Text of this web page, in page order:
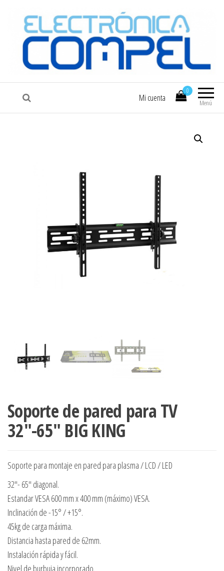
COMPEL Electrónica COMPEL
Menú
0
Mi cuenta
Soporte de pared para TV
32″-65″ BIG KING
Soporte para montaje en pared para plasma / LCD / LED
32″- 65″ diagonal.
Estandar VESA 600 mm x 400 mm (máximo) VESA.
Inclinación de -15° / +15°.
45kg de carga máxima.
Distancia hasta pared de 62mm.
Instalación rápida y fácil.
Nivel de burbuja incorporado.